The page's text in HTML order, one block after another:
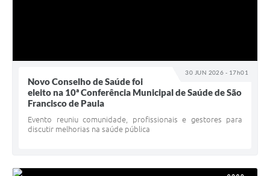
30 JUN 2026 - 17h01
Novo Conselho de Saúde foi
eleito na 10ª Conferência Municipal de Saúde de São
Francisco de Paula
Evento reuniu comunidade, profissionais e gestores para
discutir melhorias na saúde pública